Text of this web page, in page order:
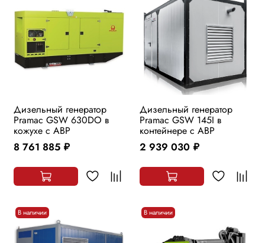
Дизельный генератор
Pramac GSW 630DO в
кожухе с АВР
8 761 885 руб.
Дизельный генератор
Pramac GSW 145I в
контейнере с АВР
2 939 030 руб.
В наличии В наличии